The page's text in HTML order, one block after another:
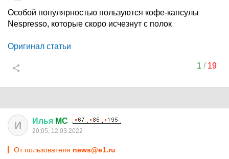
Особой популярностью пользуются кофе-капсулы
Nespresso, которые скоро исчезнут с полок
Оригинал статьи
1 / 19
И Илья MC
20:05, 12.03.2022
От пользователя news@e1.ru